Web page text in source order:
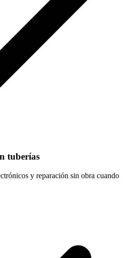
tuberías
y reparación sin obra cuando